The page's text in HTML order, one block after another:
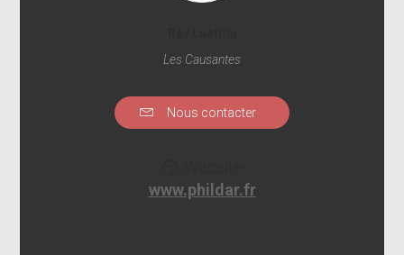
Les Causantes
Nous contacter
www.phildar.fr